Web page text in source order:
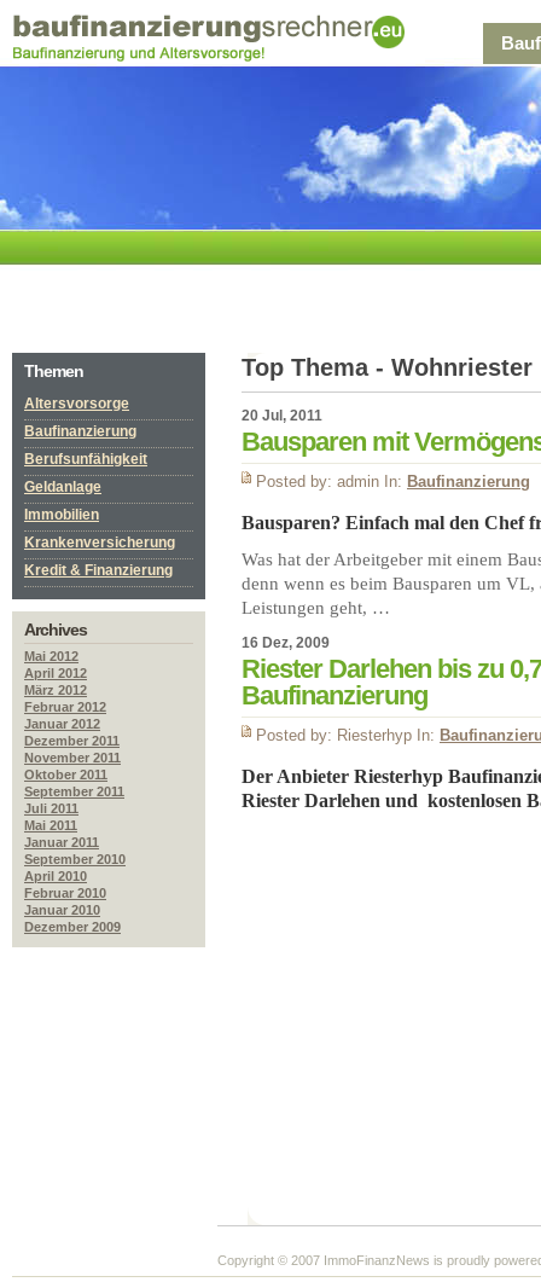
Top Thema - Wohnriester
20 Jul, 2011
Bausparen mit
Posted by: admin In: Baufinanzierung
Bausparen? Einfach mal den Chef
Was hat der Arbeitgeber mit einem
denn wenn es beim Bausparen um
Leistungen geht, …
16 Dez, 2009
Riester Darlehen bis zu
Baufinanzierung
Posted by: Riesterhyp In:
Der Anbieter Riesterhyp
Riester Darlehen und kostenlosen
Themen
Altersvorsorge
Baufinanzierung
Berufsunfähigkeit
Geldanlage
Immobilien
Krankenversicherung
Kredit & Finanzierung
Archives
Mai 2012
April 2012
März 2012
Februar 2012
Januar 2012
Dezember 2011
November 2011
Oktober 2011
September 2011
Juli 2011
Mai 2011
Januar 2011
September 2010
April 2010
Februar 2010
Januar 2010
Dezember 2009
Copyright © 2007 ImmoFinanzNews is proudly